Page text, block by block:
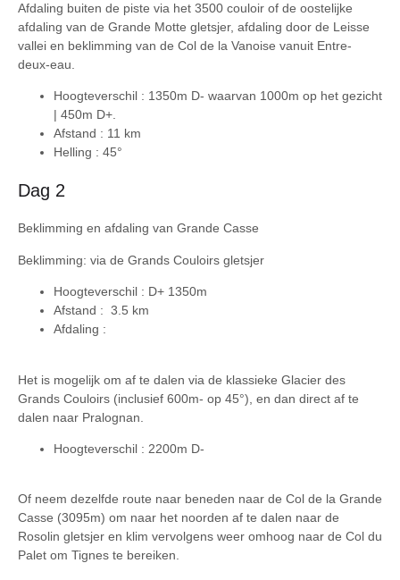
Afdaling buiten de piste via het 3500 couloir of de oostelijke
afdaling van de Grande Motte gletsjer, afdaling door de Leisse
vallei en beklimming van de Col de la Vanoise vanuit Entre-
deux-eau.
Hoogteverschil : 1350m D- waarvan 1000m op het gezicht
| 450m D+.
Afstand : 11 km
Helling : 45°
Dag 2
Beklimming en afdaling van Grande Casse
Beklimming: via de Grands Couloirs gletsjer
Hoogteverschil : D+ 1350m
Afstand : 3.5 km
Afdaling :
Het is mogelijk om af te dalen via de klassieke Glacier des
Grands Couloirs (inclusief 600m- op 45°), en dan direct af te
dalen naar Pralognan.
Hoogteverschil : 2200m D-
Of neem dezelfde route naar beneden naar de Col de la Grande
Casse (3095m) om naar het noorden af te dalen naar de
Rosolin gletsjer en klim vervolgens weer omhoog naar de Col du
Palet om Tignes te bereiken.